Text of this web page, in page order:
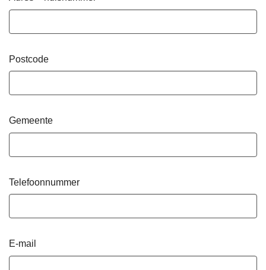
Postcode
Gemeente
Telefoonnummer
E-mail